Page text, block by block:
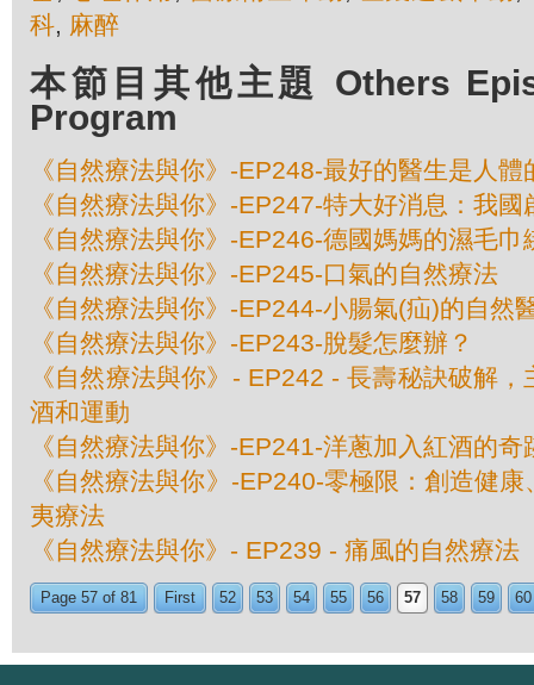
科, 麻醉
本節目其他主題 Others
Program
《自然療法與你》-EP248-最好的醫生是人體
《自然療法與你》-EP247-特大好消息：我
《自然療法與你》-EP246-德國媽媽的濕毛巾
《自然療法與你》-EP245-口氣的自然療法
《自然療法與你》-EP244-小腸氣(疝)的自然
《自然療法與你》-EP243-脫髮怎麼辦？
《自然療法與你》- EP242 - 長壽秘訣破解
酒和運動
《自然療法與你》-EP241-洋蔥加入紅酒的奇
《自然療法與你》-EP240-零極限：創造健
夷療法
《自然療法與你》- EP239 - 痛風的自然療法
Page 57 of 81 First 52 53 54 55 56 57 58 59 60